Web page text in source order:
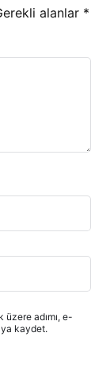
alanlar *
üzere adımı, e-
kaydet.